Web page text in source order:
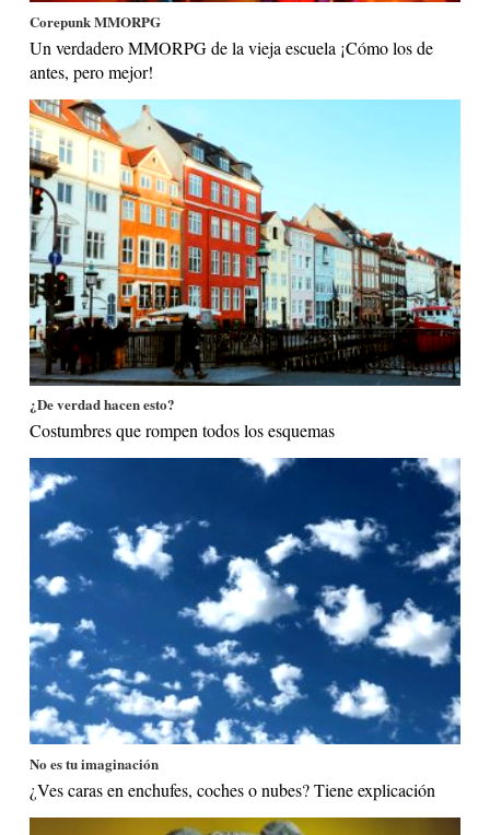
Corepunk MMORPG
Un verdadero MMORPG de la vieja escuela ¡Cómo los de
antes, pero mejor!
¿De verdad hacen esto?
Costumbres que rompen todos los esquemas
No es tu imaginación
¿Ves caras en enchufes, coches o nubes? Tiene explicación